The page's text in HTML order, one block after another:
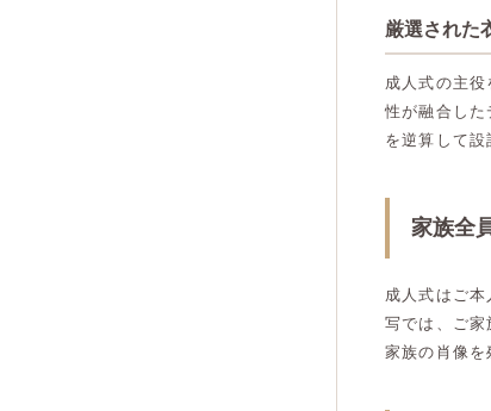
厳選された
成人式の主
性が融合し
を逆算して
家族全
成人式はご
写では、ご家
家族の肖像を